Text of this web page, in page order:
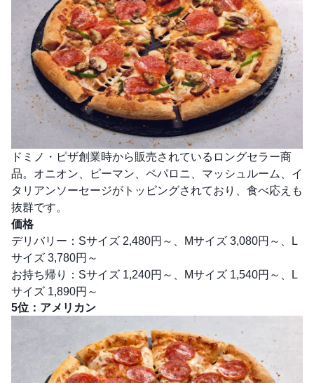
ドミノ・ピザ創業時から販売されているロングセラー商
品。オニオン、ピーマン、ペパロニ、マッシュルーム、イ
タリアンソーセージがトッピングされており、食べ応えも
抜群です。
価格
デリバリー：Sサイズ 2,480円～、Mサイズ 3,080円～、L
サイズ 3,780円～
お持ち帰り：Sサイズ 1,240円～、Mサイズ 1,540円～、L
サイズ 1,890円～
5位：アメリカン